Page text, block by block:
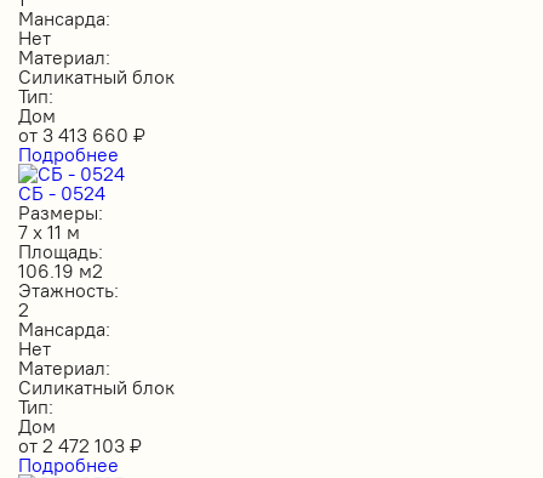
Мансарда:
Нет
Материал:
Силикатный блок
Тип:
Дом
от 3 413 660 ₽
Подробнее
СБ - 0524
Размеры:
7 х 11 м
Площадь:
106.19 м2
Этажность:
2
Мансарда:
Нет
Материал:
Силикатный блок
Тип:
Дом
от 2 472 103 ₽
Подробнее